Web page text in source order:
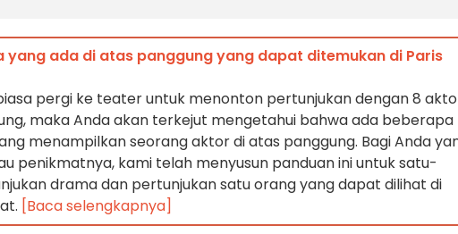
yang ada di atas panggung yang dapat ditemukan di Paris
pergi ke teater untuk menonton pertunjukan dengan 8
maka Anda akan terkejut mengetahui bahwa ada beberapa
menampilkan seorang aktor di atas panggung. Bagi Anda
penikmatnya, kami telah menyusun panduan ini untuk satu-
drama dan pertunjukan satu orang yang dapat dilihat di
[Baca selengkapnya]